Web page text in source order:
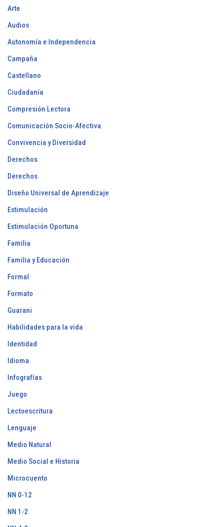
Arte
Audios
Autonomía e Independencia
Campaña
Castellano
Ciudadanía
Compresión Lectora
Comunicación Socio-Afectiva
Convivencia y Diversidad
Derechos
Derechos
Diseño Universal de Aprendizaje
Estimulación
Estimulación Oportuna
Familia
Familia y Educación
Formal
Formato
Guarani
Habilidades para la vida
Identidad
Idioma
Infografías
Juego
Lectoescritura
Lenguaje
Medio Natural
Medio Social e Historia
Microcuento
NN 0-12
NN 1-2